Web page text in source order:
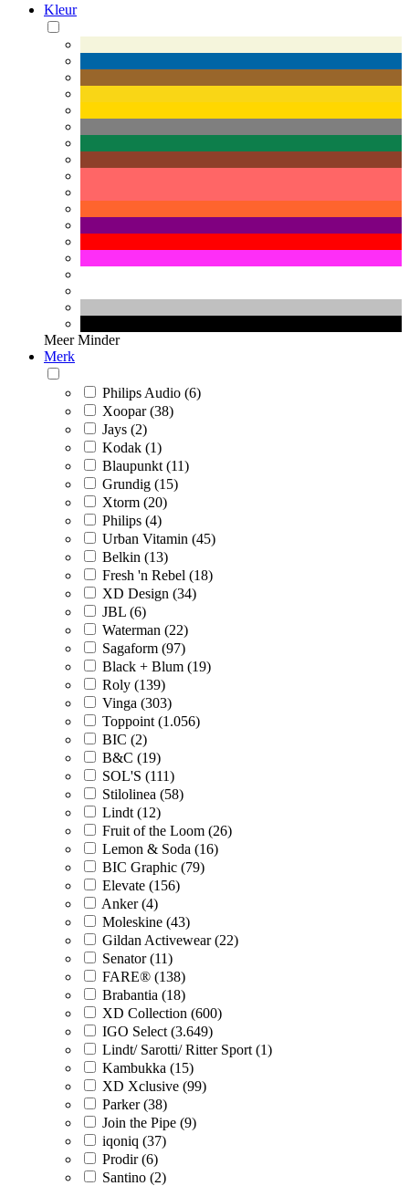
Kleur
Meer Minder
Merk
Philips Audio (6)
Xoopar (38)
Jays (2)
Kodak (1)
Blaupunkt (11)
Grundig (15)
Xtorm (20)
Philips (4)
Urban Vitamin (45)
Belkin (13)
Fresh 'n Rebel (18)
XD Design (34)
JBL (6)
Waterman (22)
Sagaform (97)
Black + Blum (19)
Roly (139)
Vinga (303)
Toppoint (1.056)
BIC (2)
B&C (19)
SOL'S (111)
Stilolinea (58)
Lindt (12)
Fruit of the Loom (26)
Lemon & Soda (16)
BIC Graphic (79)
Elevate (156)
Anker (4)
Moleskine (43)
Gildan Activewear (22)
Senator (11)
FARE® (138)
Brabantia (18)
XD Collection (600)
IGO Select (3.649)
Lindt/ Sarotti/ Ritter Sport (1)
Kambukka (15)
XD Xclusive (99)
Parker (38)
Join the Pipe (9)
iqoniq (37)
Prodir (6)
Santino (2)